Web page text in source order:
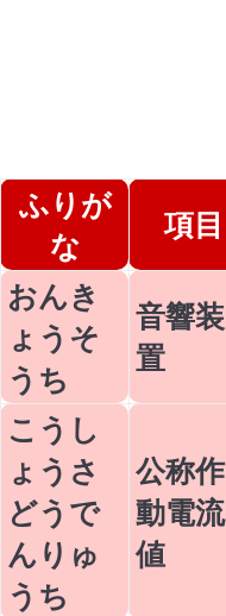
ふりが
な
項目
おんき
ょうそ
うち
音響装
置
こうし
ょうさ
どうで
んりゅ
うち
公称作
動電流
値